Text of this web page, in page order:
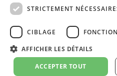
Notre histoire
Politique de confidentialité
Conditions générales
Politique de remboursement
STRICTEMENT
CIBLAGE
AFFICHER LES DÉTAILS
ACCEPTER TOUT